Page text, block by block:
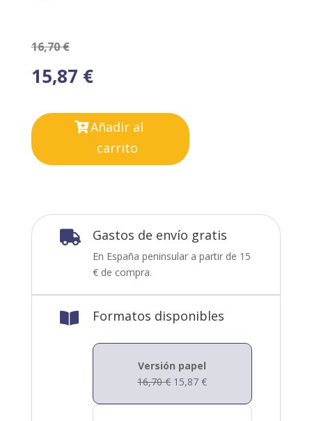
16,70€
15,87 €
Añadir al
carrito
 Gastos de envío gratis
En España peninsular a partir de 15
€ de compra.
 Formatos disponibles
Versión papel
16,70€ 15,87€